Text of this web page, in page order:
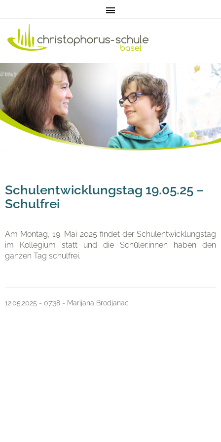
Home
Aktuell
Pädagogik
Kontakt
Schulentwicklungstag 19.05.25 –
Schulfrei
Am Montag, 19. Mai 2025 findet der Schulentwicklungstag
im Kollegium statt und die Schüler:innen haben den
ganzen Tag schulfrei.
12.05.2025 - 07:38 - Marijana Brodjanac